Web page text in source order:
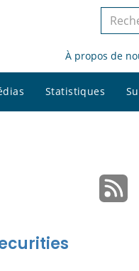
le
site
À propos de
Statistiques